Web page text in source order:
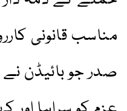
مناسب قانونی
صدر جو بائیڈن